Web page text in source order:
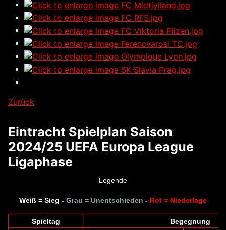
Zurück
Eintracht Spielplan Saison
2024/25 UEFA Europa League
Ligaphase
Legende
Weiß = Sieg - Grau = Unentschieden - Rot = Niederlage
Spieltag
Begegnung